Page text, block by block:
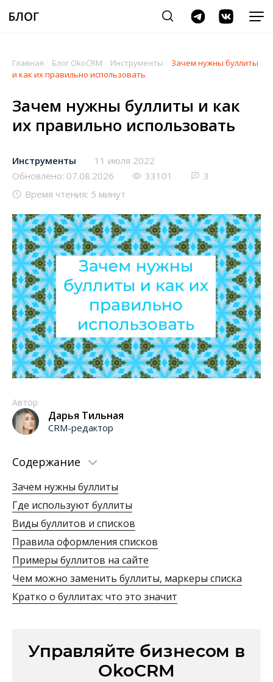
Главная Блог OkoCRM Инструменты
Зачем нужны буллиты
и как их правильно использовать
Зачем нужны буллиты и как
их правильно использовать
Инструменты
11 июля 2022
Обновлено: 07.08.2026
33101
3
Время чтения: 5 минут
Автор
Дарья Тильная
CRM-редактор
Содержание
Зачем нужны буллиты
Где используют буллиты
Виды буллитов и списков
Правила оформления списков
Примеры буллитов на сайте
Чем можно заменить буллиты, маркеры списка
Кратко о буллитах: что это значит
Управляйте бизнесом в
OkoCRM